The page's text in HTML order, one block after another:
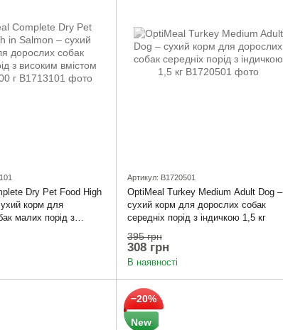
Dry Pet Food High
корм для
малих порід з
лосося 700 г
Артикул: B1720501
OptiMeal Turkey Medium Adult Dog –
сухий корм для дорослих собак
середніх порід з індичкою 1,5 кг
395 грн
308 грн
В наявності
−20%
New